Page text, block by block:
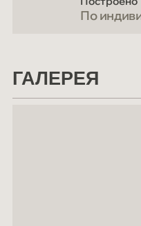
По
ГАЛЕРЕЯ